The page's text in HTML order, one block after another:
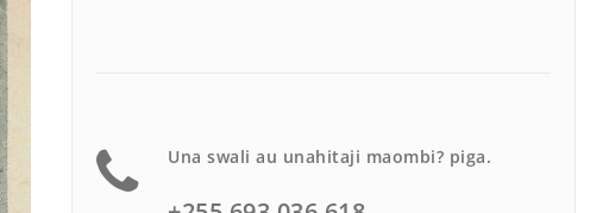
Una swali au unahitaji maombi? piga.